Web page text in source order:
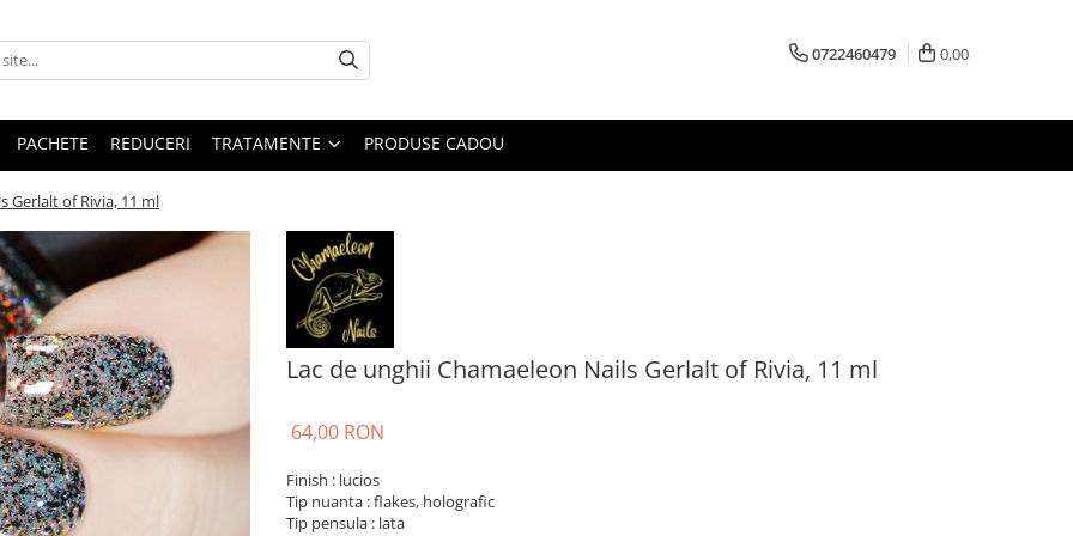
0722460479 0,00
PACHETE REDUCERI TRATAMENTE PRODUSE CADOU
Gerlalt of Rivia, 11 ml
Lac de unghii Chamaeleon Nails Gerlalt of Rivia, 11 ml
64,00 RON
Finish : lucios
Tip nuanta : flakes, holografic
Tip pensula : lata